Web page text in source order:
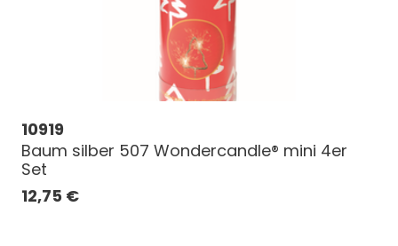
10919
Baum silber 507 Wondercandle® mini 4er
Set
12,75 €